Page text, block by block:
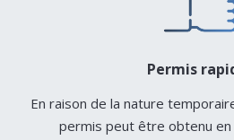
Permis
En raison de la nature
permis peut être obtenu en